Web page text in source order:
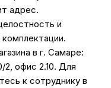
адрес.
и
в г. Самаре:
2, офис 2.10. Для
к сотруднику в